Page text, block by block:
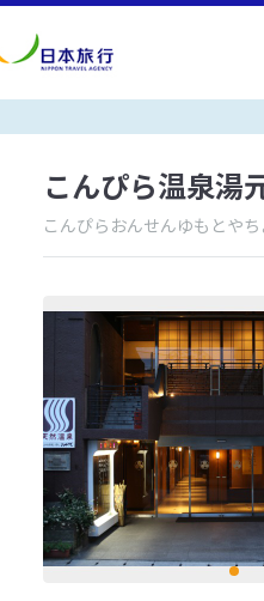
こんぴら温泉湯
こんぴらおんせんゆもとやち